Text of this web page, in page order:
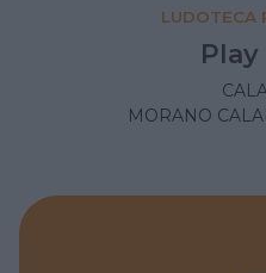
LUDOTECA
MORANO